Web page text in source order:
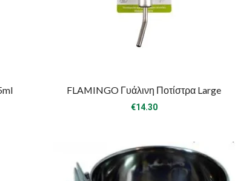
FLAMINGO Γυάλινη Ποτίστρα Large
€14.30